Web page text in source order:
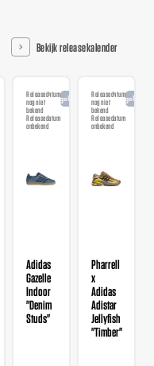
Bekijk releasekalender
Releasedatum
nog niet
bekend
Releasedatum
onbekend
Aangekondigd
Adidas
Gazelle
Indoor
"Denim
Studs"
Releasedatum
nog niet
bekend
Releasedatum
onbekend
Pharrell
x
Adidas
Adistar
Jellyfish
"Timber"